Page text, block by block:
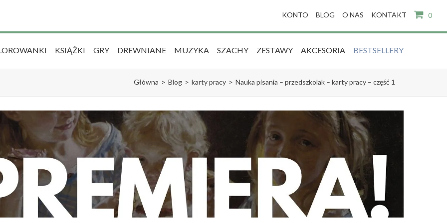
KONTO BLOG O NAS KONTAKT 0
KSIĄŻKI GRY DREWNIANE MUZYKA SZACHY ZESTAWY AKCESORIA BESTSELLERY
Główna > Blog > karty pracy > Nauka pisania – przedszkolak – karty pracy – część 1